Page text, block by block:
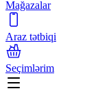
Mağazalar
Araz tətbiqi
Seçimlərim